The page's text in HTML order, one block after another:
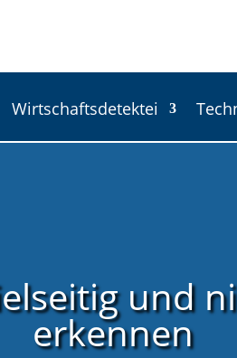
Wirtschaftsdetektei
und
erkennen